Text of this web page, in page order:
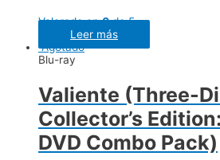
Valorado en0de 5
Leer más
Agotado
Blu-ray
Valiente (Three-
Collector’s
DVD Combo Pack)